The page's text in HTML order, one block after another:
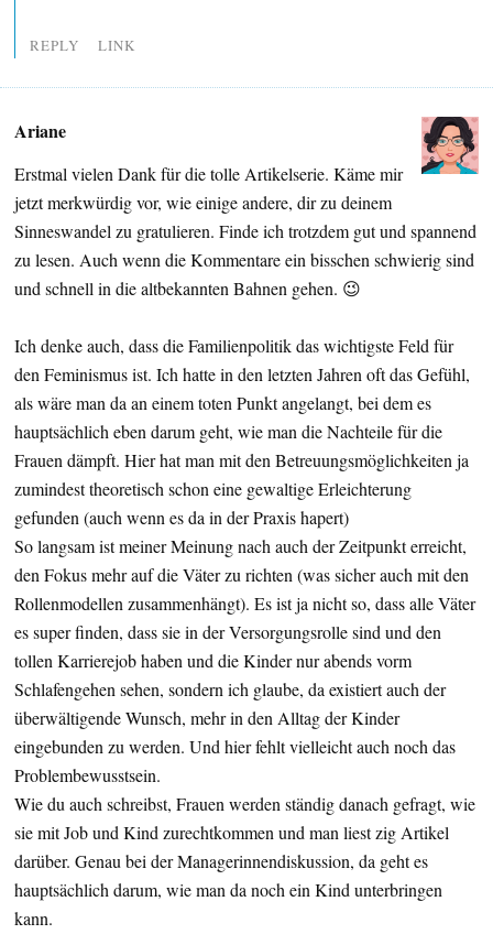
REPLY LINK
Ariane
Erstmal vielen Dank für die tolle Artikelserie. Käme mir
jetzt merkwürdig vor, wie einige andere, dir zu deinem
Sinneswandel zu gratulieren. Finde ich trotzdem gut und spannend
zu lesen. Auch wenn die Kommentare ein bisschen schwierig sind
und schnell in die altbekannten Bahnen gehen. 😉
Ich denke auch, dass die Familienpolitik das wichtigste Feld für
den Feminismus ist. Ich hatte in den letzten Jahren oft das Gefühl,
als wäre man da an einem toten Punkt angelangt, bei dem es
hauptsächlich eben darum geht, wie man die Nachteile für die
Frauen dämpft. Hier hat man mit den Betreuungsmöglichkeiten ja
zumindest theoretisch schon eine gewaltige Erleichterung
gefunden (auch wenn es da in der Praxis hapert)
So langsam ist meiner Meinung nach auch der Zeitpunkt erreicht,
den Fokus mehr auf die Väter zu richten (was sicher auch mit den
Rollenmodellen zusammenhängt). Es ist ja nicht so, dass alle Väter
es super finden, dass sie in der Versorgungsrolle sind und den
tollen Karrierejob haben und die Kinder nur abends vorm
Schlafengehen sehen, sondern ich glaube, da existiert auch der
überwältigende Wunsch, mehr in den Alltag der Kinder
eingebunden zu werden. Und hier fehlt vielleicht auch noch das
Problembewusstsein.
Wie du auch schreibst, Frauen werden ständig danach gefragt, wie
sie mit Job und Kind zurechtkommen und man liest zig Artikel
darüber. Genau bei der Managerinnendiskussion, da geht es
hauptsächlich darum, wie man da noch ein Kind unterbringen
kann.